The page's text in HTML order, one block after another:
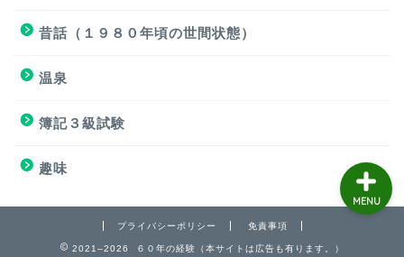
昔話（１９８０年頃の世間状態）
温泉
簿記３級試験
趣味
プライバシーポリシー 免責事項
2021–2026 ６０年の経験（本サイトは広告も有ります。）
MENU
おもろくない話